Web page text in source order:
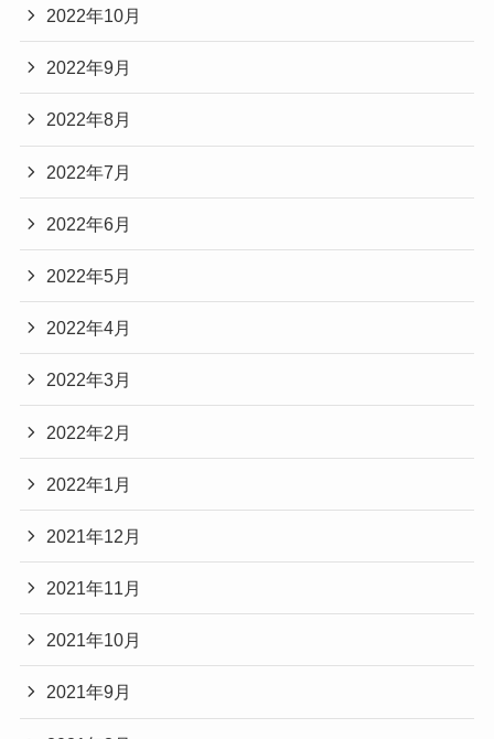
2022年10月
2022年9月
2022年8月
2022年7月
2022年6月
2022年5月
2022年4月
2022年3月
2022年2月
2022年1月
2021年12月
2021年11月
2021年10月
2021年9月